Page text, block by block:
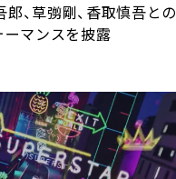
、草彅剛、香取慎吾との
ーマンスを披露